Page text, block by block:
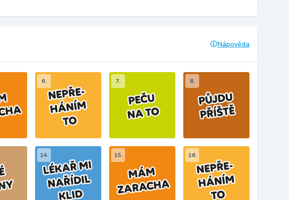
Nápověda
6. 7. 8.
14. 15. 16.